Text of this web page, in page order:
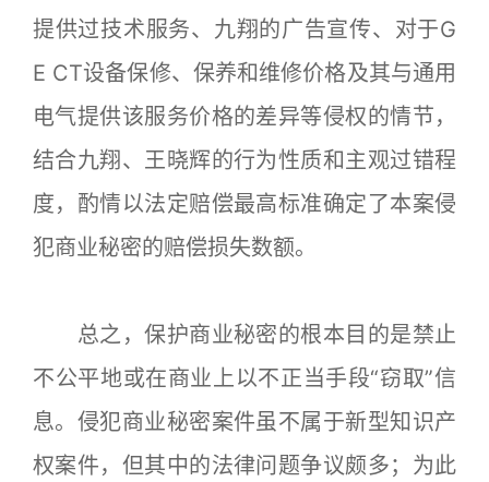
提供过技术服务、九翔的广告宣传、对于G
E CT设备保修、保养和维修价格及其与通用
电气提供该服务价格的差异等侵权的情节，
结合九翔、王晓辉的行为性质和主观过错程
度，酌情以法定赔偿最高标准确定了本案侵
犯商业秘密的赔偿损失数额。
总之，保护商业秘密的根本目的是禁止
不公平地或在商业上以不正当手段“窃取”信
息。侵犯商业秘密案件虽不属于新型知识产
权案件，但其中的法律问题争议颇多；为此